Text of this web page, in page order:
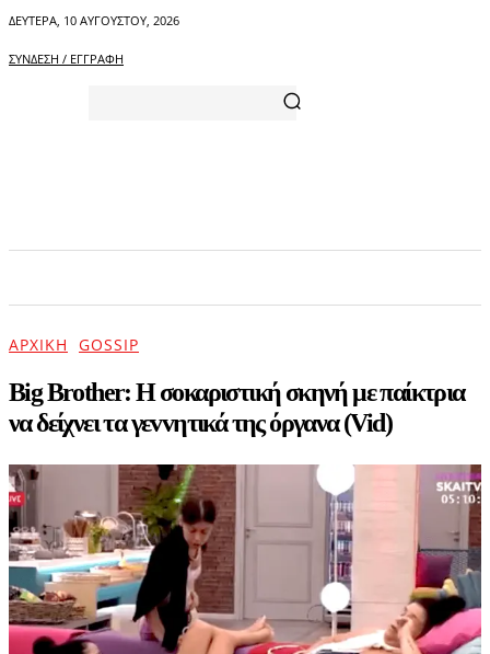
ΔΕΥΤΈΡΑ, 10 ΑΥΓΟΎΣΤΟΥ, 2026
ΣΎΝΔΕΣΗ / ΕΓΓΡΑΦΉ
ΑΡΧΙΚΉ GOSSIP
Big Brother: Η σοκαριστική σκηνή με παίκτρια
να δείχνει τα γεvvητικά της όργανα (Vid)